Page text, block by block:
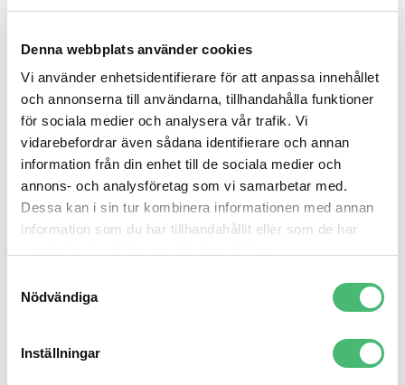
Denna webbplats använder cookies
Vi använder enhetsidentifierare för att anpassa innehållet
och annonserna till användarna, tillhandahålla funktioner
för sociala medier och analysera vår trafik. Vi
vidarebefordrar även sådana identifierare och annan
information från din enhet till de sociala medier och
annons- och analysföretag som vi samarbetar med.
Dessa kan i sin tur kombinera informationen med annan
information som du har tillhandahållit eller som de har
Nödvändiga
Inställningar
några tidigare inlägg:
Content marketing – vad är det?
Stärk ditt varumärke med storytelling
En webbredaktör är en tusenkonstnär
Smarketing – så självklart egentligen
Och för dig som själv blir sugen på att starta en
podcast…
Så startar du en podcast
content marketing eller söker någon som kan
042 00 eller hej@stockholmsskrivbyra.se